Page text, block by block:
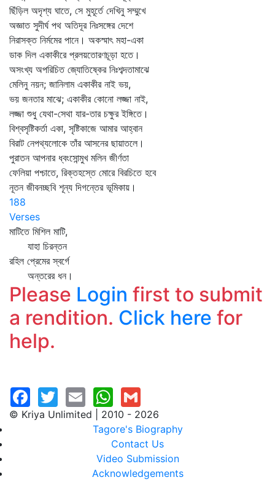
ছিঁড়িল অদৃশ্য ঘাতে, সে মুহূর্তে দেখিনু সম্মুখে
অজ্ঞাত সুদীর্ঘ পথ অতিদূর নিঃসঙ্গের দেশে
নিরাসক্ত নির্মমের পানে। অকস্মাৎ মহা-একা
ডাক দিল একাকীরে প্রলয়তোরণচূড়া হতে।
অসংখ্য অপরিচিত জ্যোতিষ্কের নিঃশব্দতামাঝে
মেলিনু নয়ন; জানিলাম একাকীর নাই ভয়,
ভয় জনতার মাঝে; একাকীর কোনো লজ্জা নাই,
লজ্জা শুধু যেথা-সেথা যার-তার চক্ষুর ইঙ্গিতে।
বিশ্বসৃষ্টিকর্তা একা, সৃষ্টিকাজে আমার আহ্বান
বিরাট নেপথ্যলোকে তাঁর আসনের ছায়াতলে।
পুরাতন আপনার ধ্বংসোন্মুখ মলিন জীর্ণতা
ফেলিয়া পশ্চাতে, রিক্তহস্তে মোরে বিরচিতে হবে
নূতন জীবনচ্ছবি শূন্য দিগন্তের ভূমিকায়।
188
Verses
মাটিতে মিশিল মাটি,
যাহা চিরন্তন
রহিল প্রেমের স্বর্গে
অন্তরের ধন।
Please Login first to submit
a rendition. Click here for
help.
© Kriya Unlimited | 2010 - 2026
Tagore's Biography
Contact Us
Video Submission
Acknowledgements